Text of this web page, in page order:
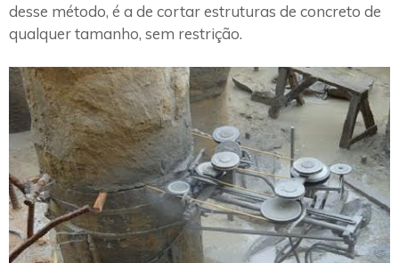
desse método, é a de cortar estruturas de concreto de
qualquer tamanho, sem restrição.